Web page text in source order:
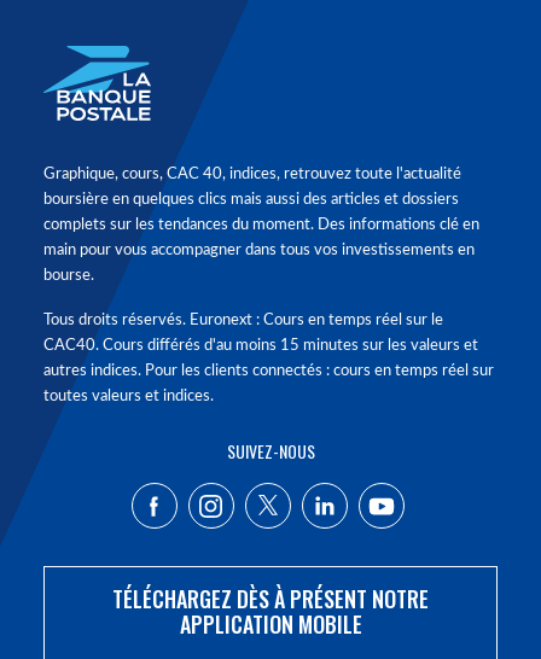
Graphique, cours, CAC 40, indices, retrouvez toute l'actualité
boursière en quelques clics mais aussi des articles et dossiers
complets sur les tendances du moment. Des informations clé en
main pour vous accompagner dans tous vos investissements en
bourse.
Tous droits réservés. Euronext : Cours en temps réel sur le
CAC40. Cours différés d'au moins 15 minutes sur les valeurs et
autres indices. Pour les clients connectés : cours en temps réel sur
toutes valeurs et indices.
SUIVEZ-NOUS
TÉLÉCHARGEZ DÈS À PRÉSENT NOTRE
APPLICATION MOBILE